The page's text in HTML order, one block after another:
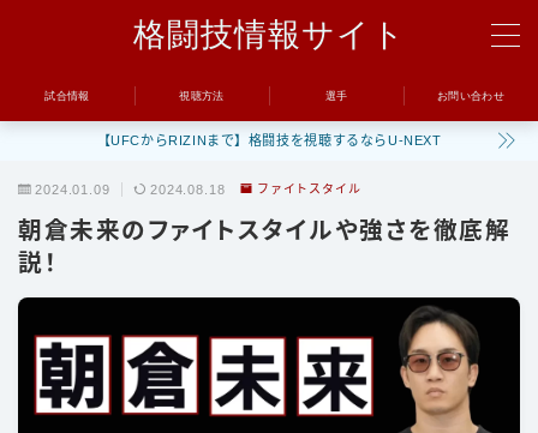
格闘技情報サイト
MENU
RIZIN
ONE
BreakingDown
試合情報 視聴方法 選手 お問い合わせ
【UFCからRIZINまで】格闘技を視聴するならU-NEXT
2024.01.09 2024.08.18 ファイトスタイル
朝倉未来のファイトスタイルや強さを徹底解
説！